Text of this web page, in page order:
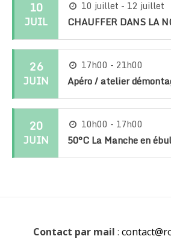
10
JUIL
10 juillet - 12 juillet
CHAUFFER DANS LA
26
JUIN
17h00 - 21h00
Apéro / atelier
20
JUIN
10h00 - 17h00
50°C La Manche en
Contact par mail :